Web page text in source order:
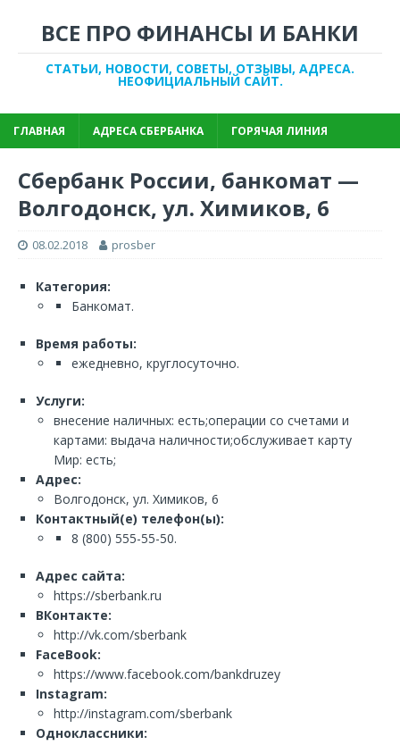
ВСЕ ПРО ФИНАНСЫ И БАНКИ
СТАТЬИ, НОВОСТИ, СОВЕТЫ, ОТЗЫВЫ, АДРЕСА.
НЕОФИЦИАЛЬНЫЙ САЙТ.
ГЛАВНАЯ АДРЕСА СБЕРБАНКА ГОРЯЧАЯ ЛИНИЯ
Сбербанк России, банкомат —
Волгодонск, ул. Химиков, 6
08.02.2018 prosber
Категория:
Банкомат.
Время работы:
ежедневно, круглосуточно.
Услуги:
внесение наличных: есть;операции со счетами и
картами: выдача наличности;обслуживает карту
Мир: есть;
Адрес:
Волгодонск, ул. Химиков, 6
Контактный(е) телефон(ы):
8 (800) 555-55-50.
Адрес сайта:
https://sberbank.ru
ВКонтакте:
http://vk.com/sberbank
FaceBook:
https://www.facebook.com/bankdruzey
Instagram:
http://instagram.com/sberbank
Одноклассники: